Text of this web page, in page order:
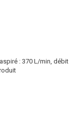
: 370 L/min, débit